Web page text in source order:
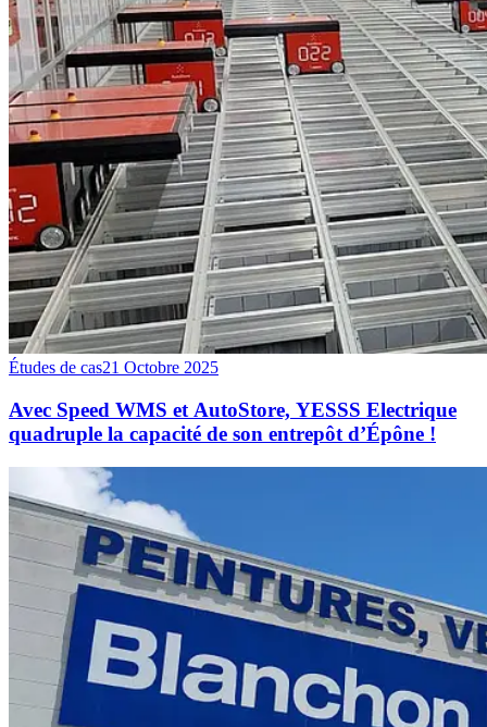
Études de cas21 Octobre 2025
Avec Speed WMS et AutoStore, YESSS Electrique
quadruple la capacité de son entrepôt d’Épône !